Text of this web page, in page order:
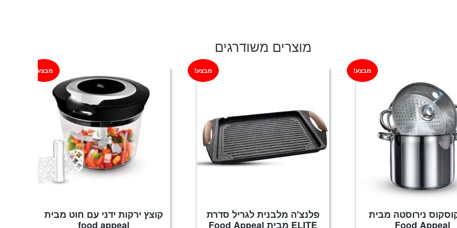
₪799.
₪289.
מוצרים משודרגים
נירוסטה מבית
Food Appeal
מבצע!
פלנצ'ה מלבנית לגריל סדרת
ELITE מבית Food Appeal
מבצע!
קוצץ ירקות ידני עם חוט מבית
food appeal
מבצע!